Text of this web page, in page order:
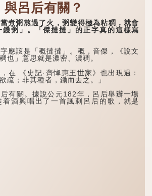
與呂后有關？
粥熬過了火，粥變得極為粘稠，就會
鑊粥」。「傑撻撻」的正字真的這樣寫
該是「穊撻撻」。穊，音傑，《說文
也」意思就是濃密、濃稠。
《史記·齊悼惠王世家》也出現過：
疏；非其種者，鋤而去之。」
關。據說公元182年，呂后舉辦一場
酒興唱出了一首諷刺呂后的歌，就是